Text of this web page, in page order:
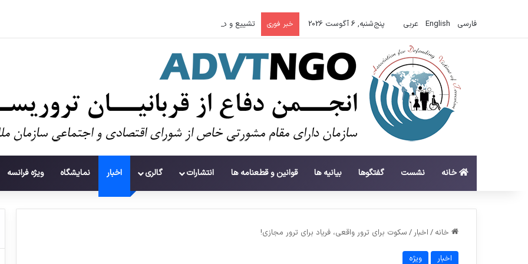
فارسی English عربي پنج‌شنبه, 6 آگوست 2026 خبر فوری تشییع و دفن ۱۱۲ شهید در غزه پس از سه سال
خانه نشست گفتگوها بیانیه ها قوانین و قطعنامه ها انتشارات گالری اخبار نمایشگاه ویژه فرانسه
خانه / اخبار/ سکوت برای ترور واقعی، فریاد برای ترور مجازی!
اخبار ویژه